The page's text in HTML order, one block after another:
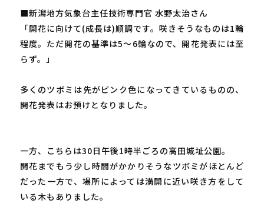
■新潟地方気象台主任技術専門官 水野太治さん
「開花に向けて(成長は)順調です。咲きそうなものは1輪
程度。ただ開花の基準は5～6輪なので、開花発表には至
らず。」
多くのツボミは先がピンク色になってきているものの、
開花発表はお預けとなりました。
一方、こちらは30日午後1時半ごろの高田城址公園。
開花までもう少し時間がかかりそうなツボミがほとんど
だった一方で、場所によっては満開に近い咲き方をして
いる木もありました。